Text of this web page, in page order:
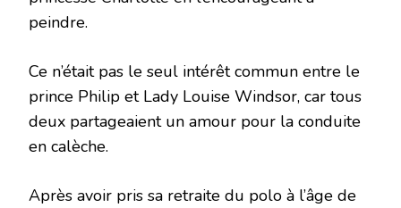
peindre.
Ce n’était pas le seul intérêt commun entre le
prince Philip et Lady Louise Windsor, car tous
deux partageaient un amour pour la conduite
en calèche.
Après avoir pris sa retraite du polo à l’âge de